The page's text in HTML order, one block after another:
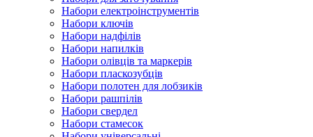
Набори електроінструментів
Набори ключів
Набори надфілів
Набори напилків
Набори олівців та маркерів
Набори пласкозубців
Набори полотен для лобзиків
Набори рашпілів
Набори свердел
Набори стамесок